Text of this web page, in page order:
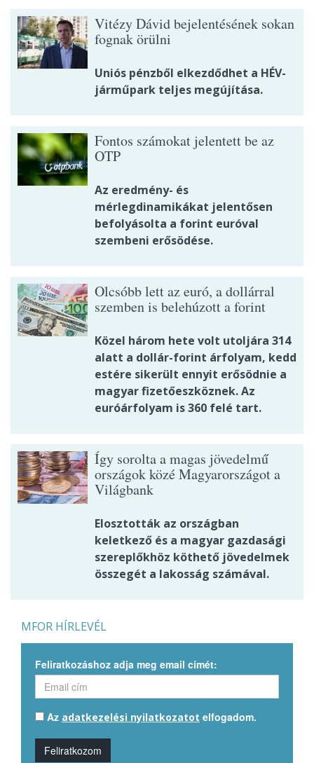
Vitézy Dávid bejelentésének sokan
fognak örülni
Uniós pénzből elkezdődhet a HÉV-
járműpark teljes megújítása.
Fontos számokat jelentett be az
OTP
Az eredmény- és
mérlegdinamikákat jelentősen
befolyásolta a forint euróval
szembeni erősödése.
Olcsóbb lett az euró, a dollárral
szemben is belehúzott a forint
Közel három hete volt utoljára 314
alatt a dollár-forint árfolyam, kedd
estére sikerült ennyit erősödnie a
magyar fizetőeszköznek. Az
euróárfolyam is 360 felé tart.
Így sorolta a magas jövedelmű
országok közé Magyarországot a
Világbank
Elosztották az országban
keletkező és a magyar gazdasági
szereplőkhöz köthető jövedelmek
összegét a lakosság számával.
MFOR HÍRLEVÉL
Feliratkozáshoz adja meg email címét:
Az adatkezelési nyilatkozatot elfogadom.
Feliratkozom